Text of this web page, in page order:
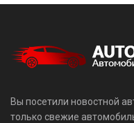
Вы посетили новостной
только свежие